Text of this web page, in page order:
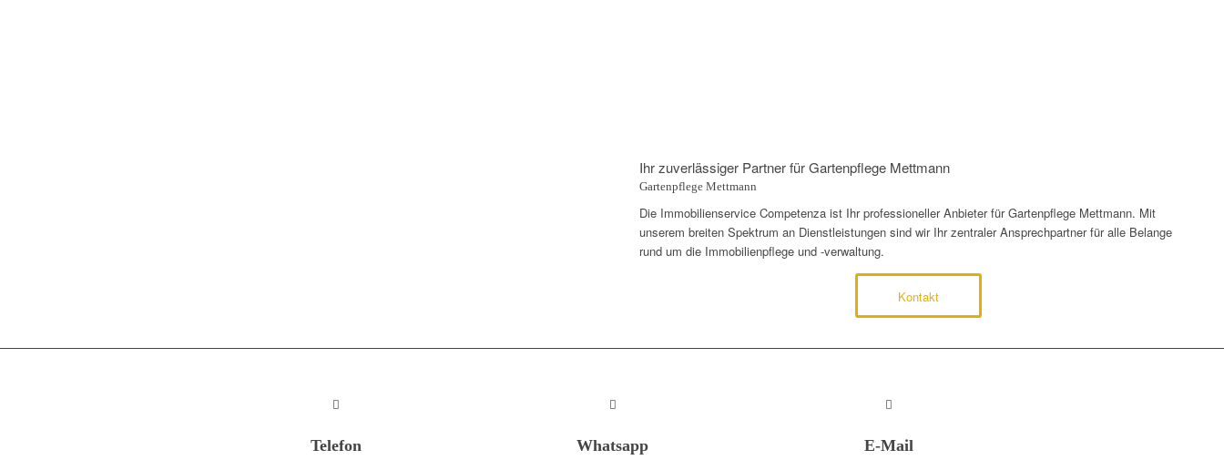
Ihr zuverlässiger Partner für Gartenpflege Mettmann
Gartenpflege Mettmann
Die Immobilienservice Competenza ist Ihr professioneller Anbieter für Gartenpflege Mettmann. Mit
unserem breiten Spektrum an Dienstleistungen sind wir Ihr zentraler Ansprechpartner für alle Belange
rund um die Immobilienpflege und -verwaltung.
Kontakt
Telefon Whatsapp E-Mail